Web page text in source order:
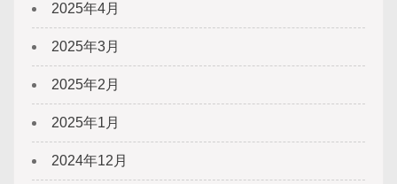
2025年4月
2025年3月
2025年2月
2025年1月
2024年12月